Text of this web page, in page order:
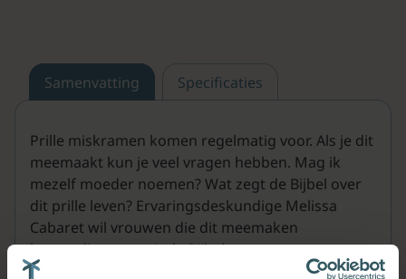
Samenvatting Specificaties
Prille miskramen komen regelmatig voor. Als je dit
meemaakt kun je veel vragen hebben. Mag ik
mezelf moeder noemen? Wat zegt de Bijbel over
dit prille leven? Ervaringsdeskundige Melissa
Cabaret wil vrouwen die dit meemaken
bemoedigen vanuit de Bijbel.